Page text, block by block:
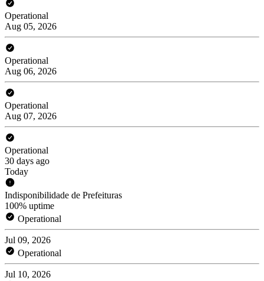
Operational
Aug 05, 2026
Operational
Aug 06, 2026
Operational
Aug 07, 2026
Operational
30 days ago
Today
Indisponibilidade de Prefeituras
100% uptime
Operational
Jul 09, 2026
Operational
Jul 10, 2026